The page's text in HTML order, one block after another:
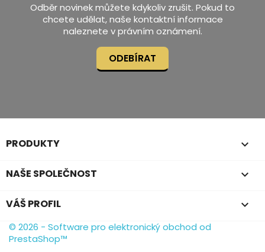
Odběr novinek můžete kdykoliv zrušit. Pokud to
chcete udělat, naše kontaktní informace
naleznete v právním oznámení.
PRODUKTY 
NAŠE SPOLEČNOST 
VÁŠ PROFIL 
© 2026 - Software pro elektronický obchod od
PrestaShop™